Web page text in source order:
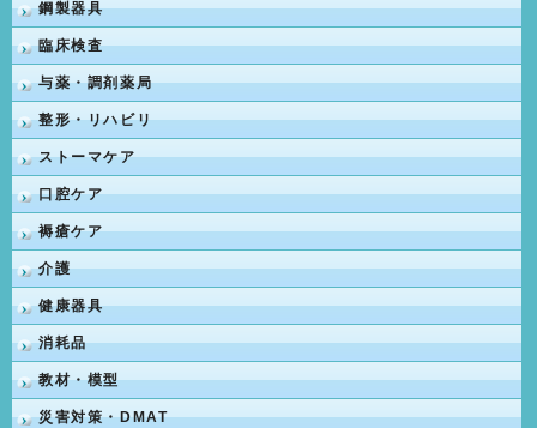
鋼製器具
臨床検査
与薬・調剤薬局
整形・リハビリ
ストーマケア
口腔ケア
褥瘡ケア
介護
健康器具
消耗品
教材・模型
災害対策・DMAT